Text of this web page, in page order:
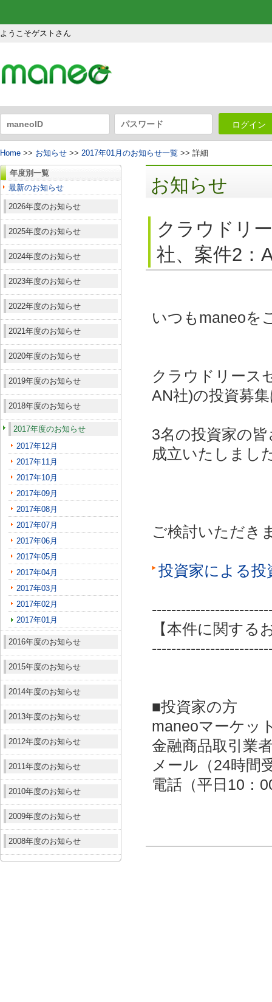
ようこそゲストさん
ログイン
Home >> お知らせ >> 2017年01月のお知らせ一覧 >> 詳細
年度別一覧
最新のお知らせ
2026年度のお知らせ
2025年度のお知らせ
2024年度のお知らせ
2023年度のお知らせ
2022年度のお知らせ
2021年度のお知らせ
2020年度のお知らせ
2019年度のお知らせ
2018年度のお知らせ
2017年度のお知らせ
2017年12月
2017年11月
2017年10月
2017年09月
2017年08月
2017年07月
2017年06月
2017年05月
2017年04月
2017年03月
2017年02月
2017年01月
2016年度のお知らせ
2015年度のお知らせ
2014年度のお知らせ
2013年度のお知らせ
2012年度のお知らせ
2011年度のお知らせ
2010年度のお知らせ
2009年度のお知らせ
2008年度のお知らせ
お知らせ
クラウドリ
社、案件2：
いつもmaneoを
クラウドリース
AN社)の投資募
3名の投資家の
成立いたしまし
ご検討いただき
投資家による
【本件に関する
■投資家の方
maneoマーケッ
金融商品取引業
メール（24時間
電話（平日10：